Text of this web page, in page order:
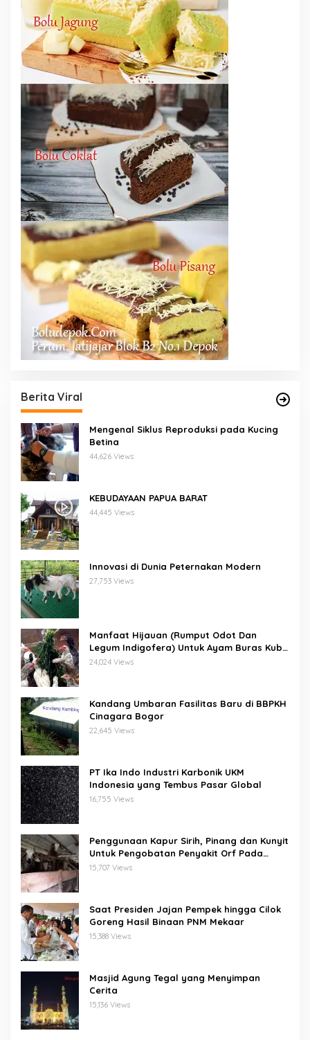
Berita Viral
Mengenal Siklus Reproduksi pada Kucing
Betina
44,626 Views
KEBUDAYAAN PAPUA BARAT
44,445 Views
Innovasi di Dunia Peternakan Modern
27,753 Views
Manfaat Hijauan (Rumput Odot Dan
Legum Indigofera) Untuk Ayam Buras Kub
Dan Sensi
24,024 Views
Kandang Umbaran Fasilitas Baru di BBPKH
Cinagara Bogor
22,645 Views
PT Ika Indo Industri Karbonik UKM
Indonesia yang Tembus Pasar Global
16,755 Views
Penggunaan Kapur Sirih, Pinang dan Kunyit
Untuk Pengobatan Penyakit Orf Pada
Domba/Kambing
15,707 Views
Saat Presiden Jajan Pempek hingga Cilok
Goreng Hasil Binaan PNM Mekaar
15,388 Views
Masjid Agung Tegal yang Menyimpan
Cerita
15,136 Views